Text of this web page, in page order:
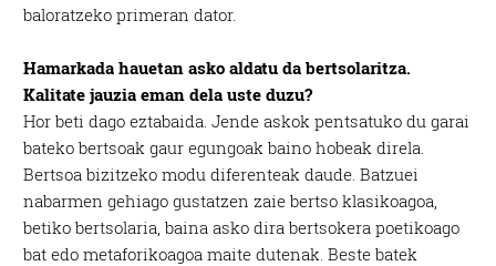
baloratzeko primeran dator.
Hamarkada hauetan asko aldatu da bertsolaritza.
Kalitate jauzia eman dela uste duzu?
Hor beti dago eztabaida. Jende askok pentsatuko du garai
bateko bertsoak gaur egungoak baino hobeak direla.
Bertsoa bizitzeko modu diferenteak daude. Batzuei
nabarmen gehiago gustatzen zaie bertso klasikoagoa,
betiko bertsolaria, baina asko dira bertsokera poetikoago
bat edo metaforikoagoa maite dutenak. Beste batek